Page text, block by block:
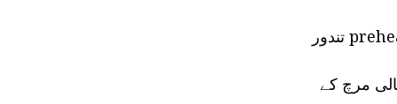
Billets نمک، بیکنگ شیٹ پر ہلچل اور جگہ. اس کے بعد 20 منٹ کے لئے ایک preheated تندور
مرچ کے